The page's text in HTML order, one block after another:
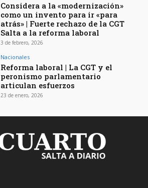
Considera a la «modernización»
como un invento para ir «para
atrás» | Fuerte rechazo de la CGT
Salta a la reforma laboral
3 de febrero, 2026
Nacionales
Reforma laboral | La CGT y el
peronismo parlamentario
articulan esfuerzos
23 de enero, 2026